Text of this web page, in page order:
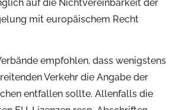
auf die Nichtvereinbarkeit der
mit europäischem Recht
empfohlen, dass wenigstens
Verkehr die Angabe der
entfallen sollte. Allenfalls die